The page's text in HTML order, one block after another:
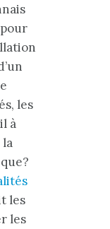
les
à
la
les
les